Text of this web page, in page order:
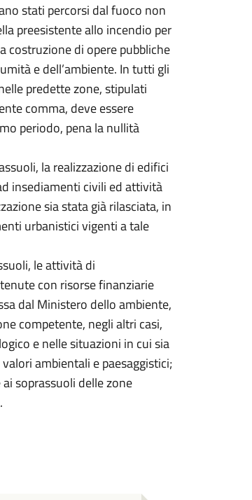
stati percorsi dal fuoco non
preesistente allo incendio per
costruzione di opere pubbliche
e dell’ambiente. In tutti gli
predette zone, stipulati
comma, deve essere
periodo, pena la nullità
la realizzazione di edifici
insediamenti civili ed attività
sia stata già rilasciata, in
urbanistici vigenti a tale
le attività di
con risorse finanziarie
dal Ministero dello ambiente,
competente, negli altri casi,
e nelle situazioni in cui sia
ambientali e paesaggistici;
soprassuoli delle zone